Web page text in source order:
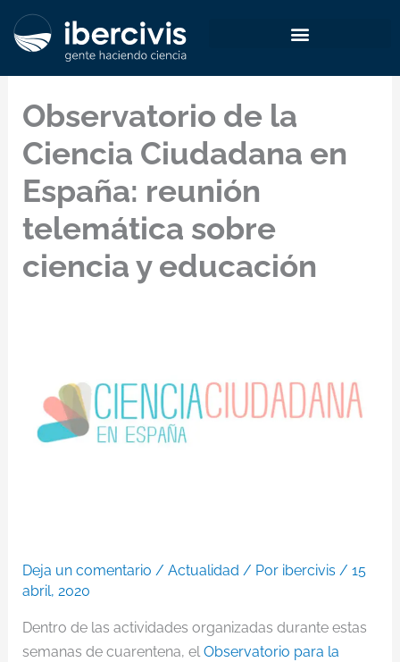
Observatorio de la
Ciencia Ciudadana en
España: reunión
telemática sobre
ciencia y educación
Deja un comentario / Actualidad / Por ibercivis / 15
abril, 2020
Dentro de las actividades organizadas durante estas
semanas de cuarentena, elObservatorio para la